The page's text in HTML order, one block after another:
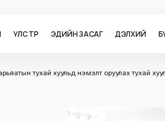
УЛС ТӨР ЭДИЙН ЗАСАГ ДЭЛХИЙ
тухай хуульд нэмэлт оруулах тухай